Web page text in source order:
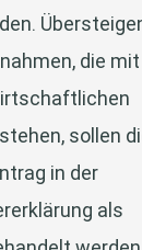
die
sollen
in der
als